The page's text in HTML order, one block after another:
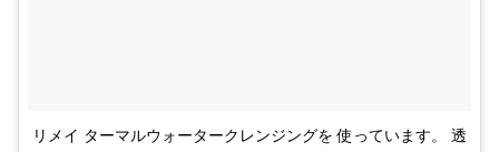
リメイ ターマルウォータークレンジングを 使っています。 透